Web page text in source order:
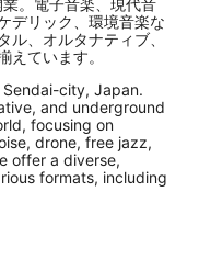
デリック、環境音楽な
ル、オルタナティブ、
えています。
city, Japan.
and underground
focusing on
drone, free jazz,
offer a diverse,
formats, including